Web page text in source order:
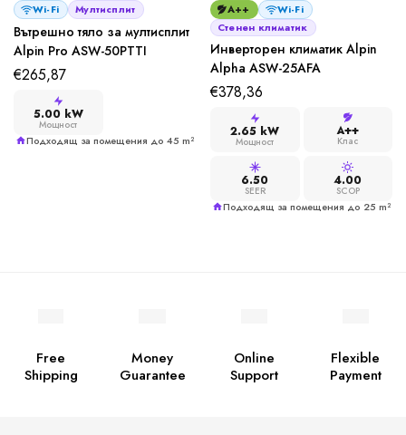
Wi-Fi Мултисплит
Вътрешно тяло за мултисплит
Alpin Pro ASW-50PTTI
€265,87
5.00 kW
Мощност
Подходящ за помещения до 45 m²
A++
Wi-Fi
Стенен климатик
Инверторен климатик Alpin
Alpha ASW-25AFA
€378,36
2.65 kW
Мощност
A++
Клас
6.50
SEER
4.00
SCOP
Подходящ за помещения до 25 m²
Free
Shipping
Money
Guarantee
Online
Support
Flexible
Payment